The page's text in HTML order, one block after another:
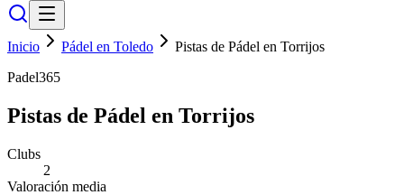
Inicio Pádel en Toledo
Pistas de Pádel en Torrijos
Padel365
Pistas de Pádel en Torrijos
Clubs
2
Valoración media